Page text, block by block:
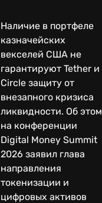
Наличие в портфеле
казначейских
векселей США не
гарантируют Tether и
Circle защиту от
внезапного кризиса
ликвидности. Об этом
на конференции
Digital Money Summit
2026 заявил глава
направления
токенизации и
цифровых активов